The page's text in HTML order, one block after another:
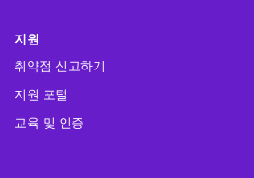
지원
취약점 신고하기
지원 포털
교육 및 인증